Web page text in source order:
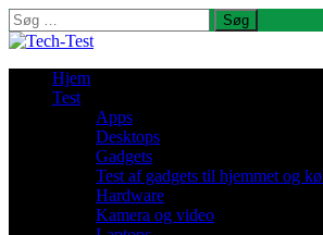
Søg
efter:
Hjem
Test
Apps
Desktops
Gadgets
Test af gadgets til hjemmet og
Hardware
Kamera og video